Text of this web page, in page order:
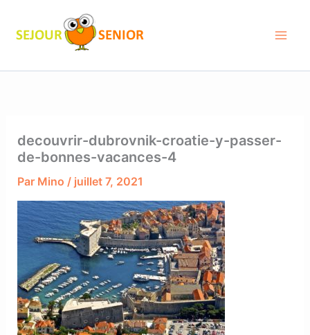
contenu
decouvrir-dubrovnik-croatie-y-passer-
de-bonnes-vacances-4
Par Mino / juillet 7, 2021